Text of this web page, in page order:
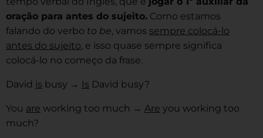
oração para antes do sujeito. Como estamos
falando do verbo to be, vamos sempre colocá-lo
antes do sujeito, e isso quase sempre significa
colocá-lo no começo da frase.
David is busy → Is David busy?
You are working too much → Are you working too
much?